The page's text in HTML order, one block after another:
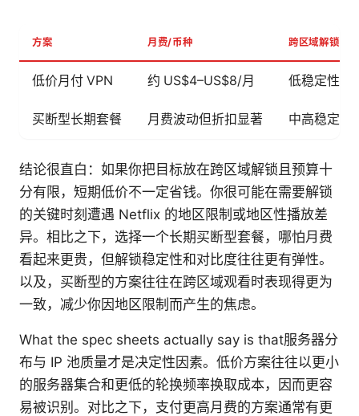
方案 月费/币种 跨区域解锁稳
低价月付 VPN 约 US$4–US$8/月 低稳定性，
买断型长期套餐 月费波动但折扣显著 中高稳定性
结论很直白：如果你把目标放在跨区域解锁且预算十
分有限，短期低价不一定省钱。你很可能在需要解锁
的关键时刻遭遇 Netflix 的地区限制或地区性播放差
异。相比之下，选择一个长期买断型套餐，哪怕月费
看起来更贵，但解锁稳定性和对比度往往更有弹性。
以及，买断型的方案往往在跨区域观看时表现得更为
一致，减少你因地区限制而产生的焦虑。
What the spec sheets actually say is that服务器分
布与 IP 池质量才是决定性因素。低价方案往往以更小
的服务器集合和更低的轮换频率换取成本，因而更容
易被识别。对比之下，支付更高月费的方案通常有更